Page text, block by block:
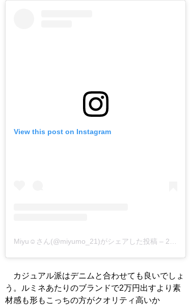
View this post on Instagram
Miyu☺︎さん(@miyumo_21)がシェアした投稿 – 2018年12月月6日午前5時26分PST
カジュアル派はデニムと合わせても良いでしょ
う。ルミネあたりのブランドで2万円出すより素
材感も形もこっちの方がクオリティ高いか